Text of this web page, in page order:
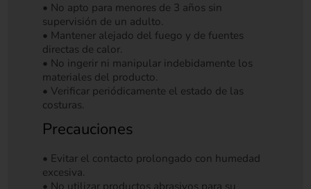
• No apto para menores de 3 años sin
supervisión de un adulto.
• Mantener alejado del fuego y de fuentes
directas de calor.
• No ingerir ni manipular indebidamente los
materiales del producto.
• Verificar periódicamente el estado de las
costuras.
Precauciones
• Evitar el contacto prolongado con humedad
excesiva.